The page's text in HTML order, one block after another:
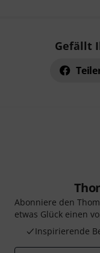
Gefällt
Abonniere den
etwas Glück einen
Inspirierende